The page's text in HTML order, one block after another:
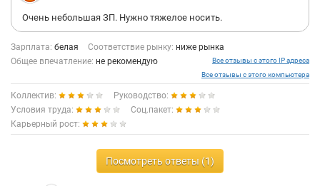
Очень небольшая ЗП. Нужно тяжелое носить.
Зарплата: белая Соответствие рынку: ниже рынка
Общее впечатление: не рекомендую
Все отзывы с этого IP адреса
Все отзывы с этого компьютера
Коллектив:
Руководство:
Условия труда:
Соц.пакет:
Карьерный рост:
Посмотреть ответы (1)